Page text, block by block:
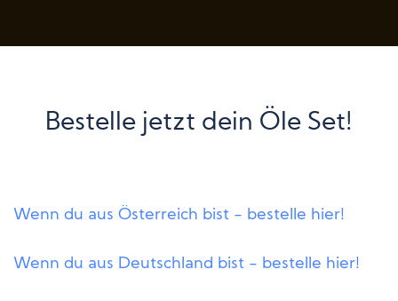
Bestelle jetzt dein Öle Set!
Wenn du aus Österreich bist - bestelle hier!
Wenn du aus Deutschland bist - bestelle hier!